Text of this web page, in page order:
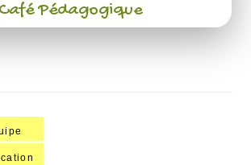
Café Pédagogique